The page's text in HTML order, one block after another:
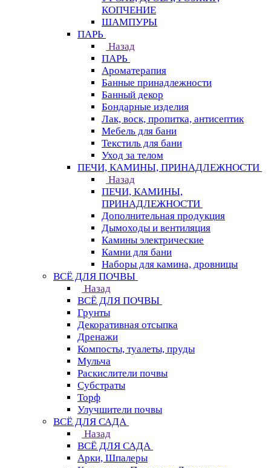
КОПЧЕНИЕ
ШАМПУРЫ
ПАРЬ
Назад
ПАРЬ
Ароматерапия
Банные принадлежности
Банный декор
Бондарные изделия
Лак, воск, пропитка, антисептик
Мебель для бани
Текстиль для бани
Уход за телом
ПЕЧИ, КАМИНЫ, ПРИНАДЛЕЖНОСТИ
Назад
ПЕЧИ, КАМИНЫ,
ПРИНАДЛЕЖНОСТИ
Дополнительная продукция
Дымоходы и вентиляция
Камины электрические
Камни для бани
Наборы для камина, дровницы
ВСЁ ДЛЯ ПОЧВЫ
Назад
ВСЁ ДЛЯ ПОЧВЫ
Грунты
Декоративная отсыпка
Дренажи
Компосты, туалеты, пруды
Мульча
Раскислители почвы
Субстраты
Торф
Улучшители почвы
ВСЁ ДЛЯ САДА
Назад
ВСЁ ДЛЯ САДА
Арки, Шпалеры